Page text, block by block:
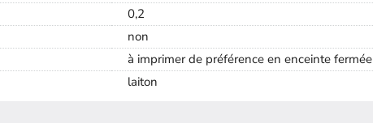
0,2
non
à imprimer de préférence en enceinte fermée
laiton